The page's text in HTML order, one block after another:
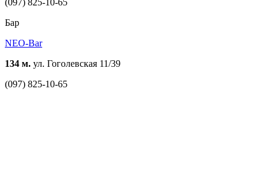
Бар
NEO-Bar
134 м. ул. Гоголевская 11/39
(097) 825-10-65